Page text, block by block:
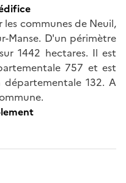
les communes de Neuil,
Manse. D'un périmètre
1442 hectares. Il est
757 et est
132. A